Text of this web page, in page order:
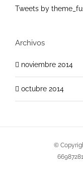
Tweets by
Archivos
noviembre 2014
octubre 2014
©